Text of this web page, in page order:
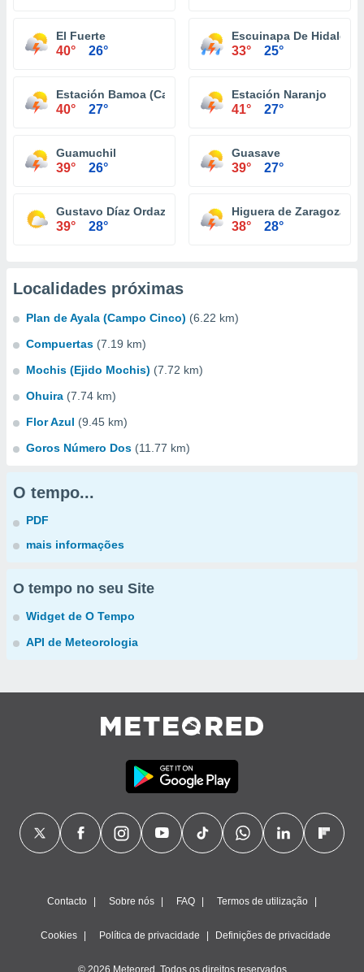
El Fuerte
40° 26°
Escuinapa De Hidalgo
33° 25°
Estación Bamoa (Campo Wilson)
40° 27°
Estación Naranjo
41° 27°
Guamuchil
39° 26°
Guasave
39° 27°
Gustavo Díaz Ordaz (El Carrizo)
39° 28°
Higuera de Zaragoza
38° 28°
Localidades próximas
Plan de Ayala (Campo Cinco) (6.22 km)
Compuertas (7.19 km)
Mochis (Ejido Mochis) (7.72 km)
Ohuira (7.74 km)
Flor Azul (9.45 km)
Goros Número Dos (11.77 km)
O tempo...
PDF
mais informações
O tempo no seu Site
Widget de O Tempo
API de Meteorologia
Contacto Sobre nós FAQ Termos de utilização
Cookies Política de privacidade Definições de privacidade
© 2026 Meteored. Todos os direitos reservados